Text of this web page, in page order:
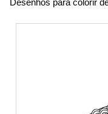
Desenhos para colorir